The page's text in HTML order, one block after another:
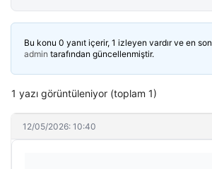
Bu konu 0 yanıt içerir, 1 izleyen vardır ve en son
admin tarafından güncellenmiştir.
1 yazı görüntüleniyor (toplam 1)
12/05/2026: 10:40